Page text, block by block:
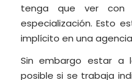
tenga que ver con
especialización. Esto
implícito en una
Sin embargo estar
posible si se trabaja